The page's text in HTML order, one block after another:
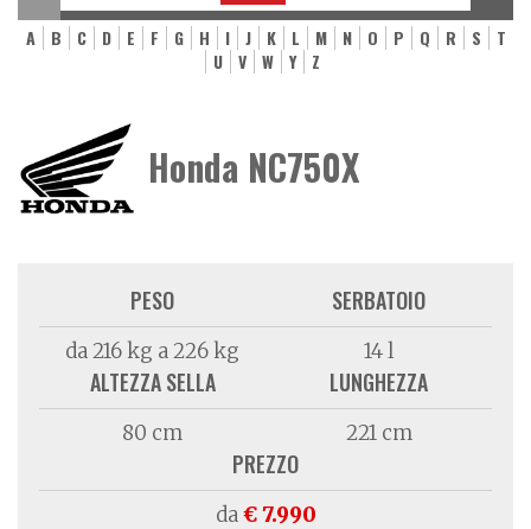
A B C D E F G H I J K L M N O P Q R S
T
U
V W Y Z
Honda NC750X
PESO
da 216 kg a 226 kg
SERBATOIO
14 l
ALTEZZA SELLA
80 cm
LUNGHEZZA
221 cm
PREZZO
da€ 7.990